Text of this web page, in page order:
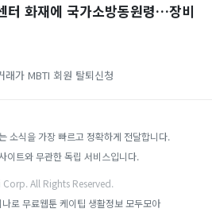
터 화재에 국가소방동원령…장비
래가 MBTI 회원 탈퇴신청
소식을 가장 빠르고 정확하게 전달합니다.
이트와 무관한 독립 서비스입니다.
All Rights Reserved.
나로무료웹툰케이팁 생활정보 모두모아